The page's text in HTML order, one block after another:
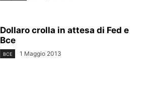
Dollaro crolla in attesa di Fed e
Bce
BCE 1 Maggio 2013